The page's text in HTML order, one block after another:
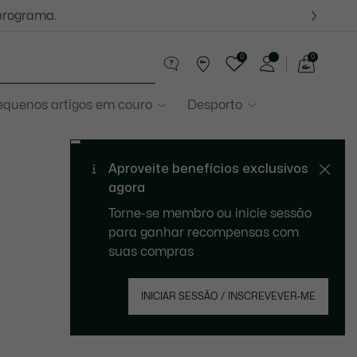
artigos em couro Desporto
0 0